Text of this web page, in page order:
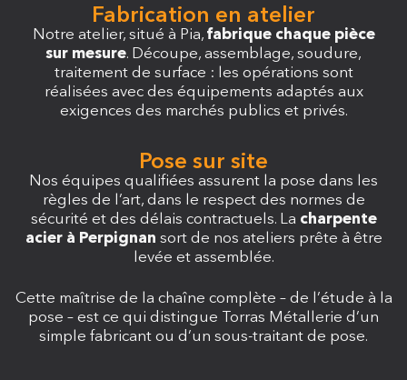
Fabrication en atelier
Notre atelier, situé à Pia,fabrique chaque pièce
sur mesure. Découpe, assemblage, soudure,
traitement de surface : les opérations sont
réalisées avec des équipements adaptés aux
exigences des marchés publics et privés.
Pose sur site
Nos équipes qualifiées assurent la pose dans les
règles de l’art, dans le respect des normes de
sécurité et des délais contractuels. La charpente
acier à Perpignan sort de nos ateliers prête à être
levée et assemblée.
Cette maîtrise de la chaîne complète – de l’étude à la
pose – est ce qui distingue Torras Métallerie d’un
simple fabricant ou d’un sous-traitant de pose.